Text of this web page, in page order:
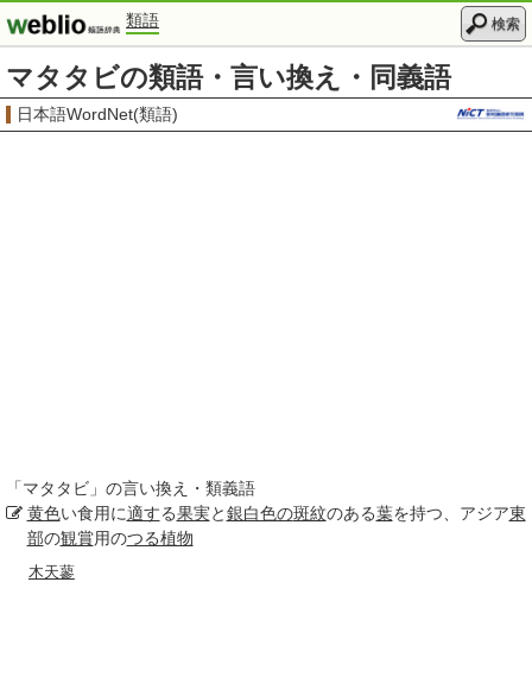
類語 検索
マタタビの類語・言い換え・同義語
日本語WordNet(類語)
「マタタビ 」の言い換え・類義語
黄色い食用に適する果実と銀白色の斑紋のある葉を持つ、アジア東
部の観賞用のつる植物
木天蓼